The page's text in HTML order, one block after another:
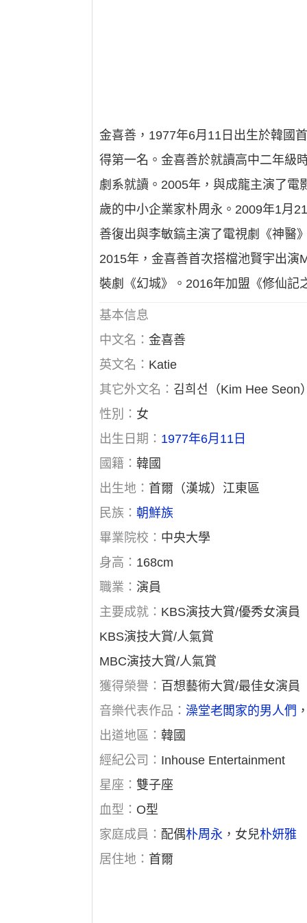
金喜善，1977年6月11日出生於韓國
得第一名。金喜善於就讀高中二年級
劇系就讀。2005年，與成龍主演了
歲的中小企業家朴周永。2009年1月
善復出與李敏鎬主演了電視劇《神醫
2015年，金喜善首次搭檔池賢宇出
裝劇《幻城》。2016年加盟《修仙記
基本信息
中文名：金喜善
英文名： Katie
其它外文名： 김희선（Kim Hee Seon
性別： 女
出生日期： 1977年6月11日
國籍：韓國
出生地： 首爾（漢城）江東區
民族：朝鮮族
畢業院校： 中央大學
身高： 168cm
職業：演員
主要成就： KBS演技大賞/優秀女演員
KBS演技大賞/人氣賞
MBC演技大賞/人氣賞
獲得榮譽： 百想藝術大賞/最佳女演員
音樂代表作品：澡堂老闆家的男人們
出道地區：韓國
經紀公司： Inhouse Entertainment
星座：雙子座
血型： O型
家庭成員： 配偶朴周永 ，女兒朴妍雅
居住地： 首爾